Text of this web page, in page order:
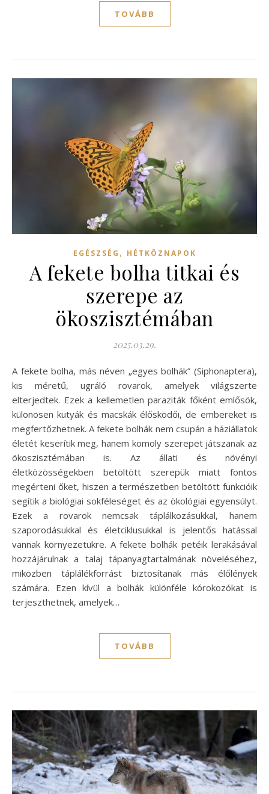
TOVÁBB
EGÉSZSÉG , HÉTKÖZNAPOK
A fekete bolha titkai és
szerepe az
ökoszisztémában
2025.03.29.
A fekete bolha, más néven „egyes bolhák” (Siphonaptera),
kis méretű, ugráló rovarok, amelyek világszerte
elterjedtek. Ezek a kellemetlen paraziták főként emlősök,
különösen kutyák és macskák élősködői, de embereket is
megfertőzhetnek. A fekete bolhák nem csupán a háziállatok
életét keserítik meg, hanem komoly szerepet játszanak az
ökoszisztémában is. Az állati és növényi
életközösségekben betöltött szerepük miatt fontos
megérteni őket, hiszen a természetben betöltött funkcióik
segítik a biológiai sokféleséget és az ökológiai egyensúlyt.
Ezek a rovarok nemcsak táplálkozásukkal, hanem
szaporodásukkal és életciklusukkal is jelentős hatással
vannak környezetükre. A fekete bolhák petéik lerakásával
hozzájárulnak a talaj tápanyagtartalmának növeléséhez,
miközben táplálékforrást biztosítanak más élőlények
számára. Ezen kívül a bolhák különféle kórokozókat is
terjeszthetnek, amelyek…
TOVÁBB